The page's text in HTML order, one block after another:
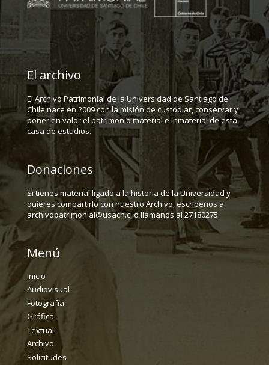
El archivo
El Archivo Patrimonial de la Universidad de Santiago de
Chile nace en 2009 con la misión de custodiar, conservar y
poner en valor el patrimonio material e inmaterial de esta
casa de estudios.
Donaciones
Si tienes material ligado a la historia de la Universidad y
quieres compartirlo con nuestro Archivo, escríbenos a
archivopatrimonial@usach.cl o llámanos al 27180275.
Menú
Inicio
Audiovisual
Fotografía
Gráfica
Textual
Archivo
Solicitudes